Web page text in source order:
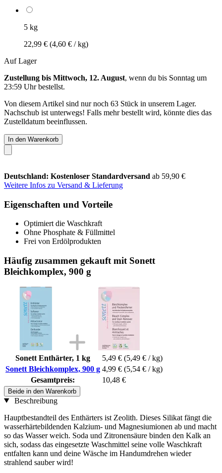
5 kg
22,99 € (4,60 € / kg)
Auf Lager
Zustellung bis Mittwoch, 12. August, wenn du bis Sonntag um
23:59 Uhrbestellst.
Von diesem Artikel sind nur noch 63 Stück in unserem Lager.
Nachschub ist unterwegs! Falls mehr bestellt wird, könnte dies das
Zustelldatum beeinflussen.
In den Warenkorb
Deutschland: Kostenloser Standardversand ab 59,90 €
Weitere Infos zu Versand & Lieferung
Eigenschaften und Vorteile
Optimiert die Waschkraft
Ohne Phosphate & Füllmittel
Frei von Erdölprodukten
Häufig zusammen gekauft mit Sonett
Bleichkomplex, 900 g
Sonett Enthärter, 1 kg 5,49 € (5,49 € / kg)
Sonett Bleichkomplex, 900 g 4,99 € (5,54 € / kg)
Gesamtpreis:
10,48 €
Beide in den Warenkorb
Beschreibung
Hauptbestandteil des Enthärters ist Zeolith. Dieses Silikat fängt die
wasserhärtebildenden Kalzium- und Magnesiumionen ab und macht
so das Wasser weich. Soda und Zitronensäure binden den Kalk an
sich, sodass das eingesetzte Waschmittel seine volle Waschkraft
entfalten kann und deine Wäsche im Handumdrehen wieder
strahlend sauber wird!